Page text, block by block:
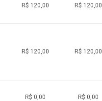
R$ 120,00 R$ 120,00
R$ 120,00 R$ 120,00
R$ 0,00 R$ 0,00